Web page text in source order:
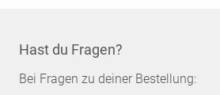
Hast du Fragen?
Bei Fragen zu deiner Bestellung: